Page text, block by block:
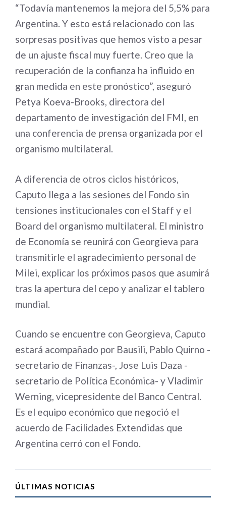
“Todavía mantenemos la mejora del 5,5% para
Argentina. Y esto está relacionado con las
sorpresas positivas que hemos visto a pesar
de un ajuste fiscal muy fuerte. Creo que la
recuperación de la confianza ha influido en
gran medida en este pronóstico”, aseguró
Petya Koeva-Brooks, directora del
departamento de investigación del FMI, en
una conferencia de prensa organizada por el
organismo multilateral.
A diferencia de otros ciclos históricos,
Caputo llega a las sesiones del Fondo sin
tensiones institucionales con el Staff y el
Board del organismo multilateral. El ministro
de Economía se reunirá con Georgieva para
transmitirle el agradecimiento personal de
Milei, explicar los próximos pasos que asumirá
tras la apertura del cepo y analizar el tablero
mundial.
Cuando se encuentre con Georgieva, Caputo
estará acompañado por Bausili, Pablo Quirno -
secretario de Finanzas-, Jose Luis Daza -
secretario de Política Económica- y Vladimir
Werning, vicepresidente del Banco Central.
Es el equipo económico que negoció el
acuerdo de Facilidades Extendidas que
Argentina cerró con el Fondo.
ÚLTIMAS NOTICIAS